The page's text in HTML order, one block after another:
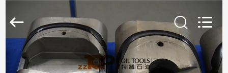
ΣΠΊΤΙ
CO.，
Reserved.